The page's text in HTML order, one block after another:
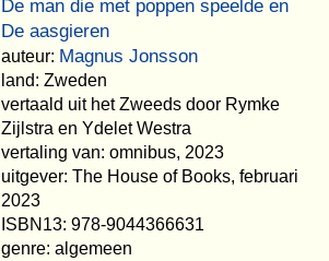
De man die met poppen speelde en
De aasgieren
auteur: Magnus Jonsson
land: Zweden
vertaald uit het Zweeds door Rymke
Zijlstra en Ydelet Westra
vertaling van: omnibus, 2023
uitgever: The House of Books, februari
2023
ISBN13: 978-9044366631
genre: algemeen